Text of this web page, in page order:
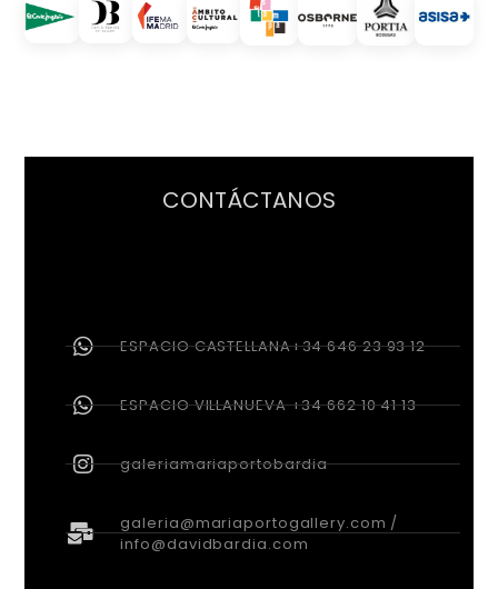
CONTÁCTANOS
ESPACIO CASTELLANA+34 646 23 93 12
ESPACIO VILLANUEVA +34 662 10 41 13
galeriamariaportobardia
galeria@mariaportogallery.com /
info@davidbardia.com